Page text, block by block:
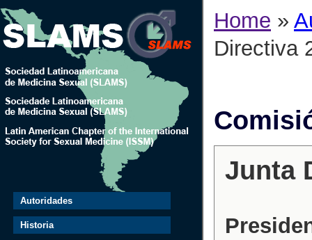
Autoridades
Historia
Home »
Directiva
Junta